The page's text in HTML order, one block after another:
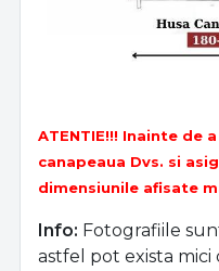
ATENTIE!!! Inainte de
canapeaua Dvs. si
dimensiunile afisate
Info: Fotografiile
astfel pot exista